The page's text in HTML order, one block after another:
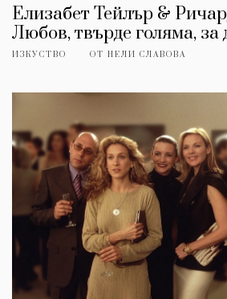
Елизабет Тейлър &
Любов, твърде голяма,
ИЗКУСТВО ОТ НЕЛИ СЛАВОВА